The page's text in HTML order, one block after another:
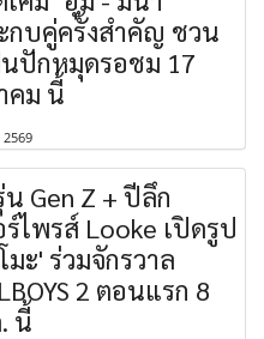
กบคู่ครั้งสำคัญ ชวน
ปักหมุดรอชม 17
คม นี้
น Gen Z + ปีลึก
ร์ไพรส์ Looke เปิดรูป
มะ' ร่วมจักรวาล
2 ตอนแรก 8
นี้